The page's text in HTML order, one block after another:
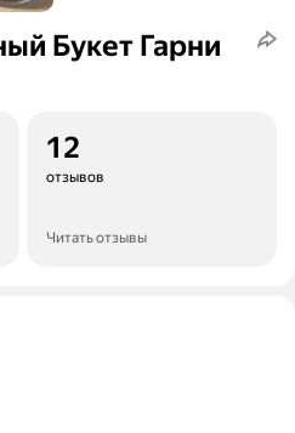
Букет Гарни
12
отзывов
Читать отзывы